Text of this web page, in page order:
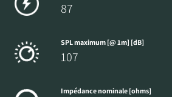
87
SPL maximum [@ 1m] [dB]
107
Impédance nominale [ohms]